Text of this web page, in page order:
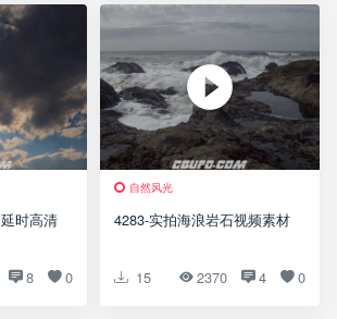
时高清
8 0
自然风光
4283-实拍海浪岩石视频素材
15 2370 4 0